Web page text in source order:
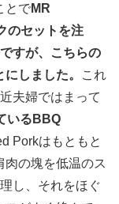
とでMR
のセットを注
すが、こちらの
しました。
これ
夫婦ではまって
いるBBQ
Porkはもともと
肉の塊を低温のス
し、それをほぐ